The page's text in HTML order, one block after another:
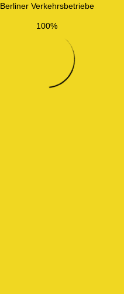
Berliner Verkehrsbetriebe
100%